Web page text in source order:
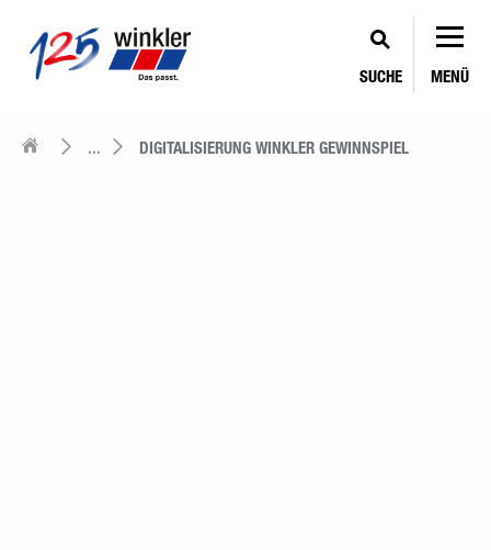
SUCHE MENÜ
... DIGITALISIERUNG WINKLER GEWINNSPIEL